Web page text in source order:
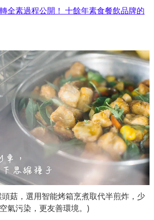
全素過程公開！ 十餘年素食餐飲品牌的
菇，選用智能烤箱烹煮取代半煎炸，少
氣污染，更友善環境。)